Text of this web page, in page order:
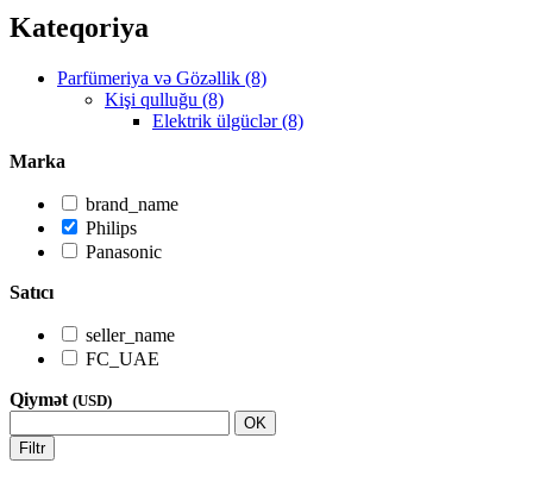
Kateqoriya
Parfümeriya və Gözəllik (8)
Kişi qulluğu (8)
Elektrik ülgüclər (8)
Marka
brand_name
Philips
Panasonic
Satıcı
seller_name
FC_UAE
Qiymət (USD)
OK
Filtr